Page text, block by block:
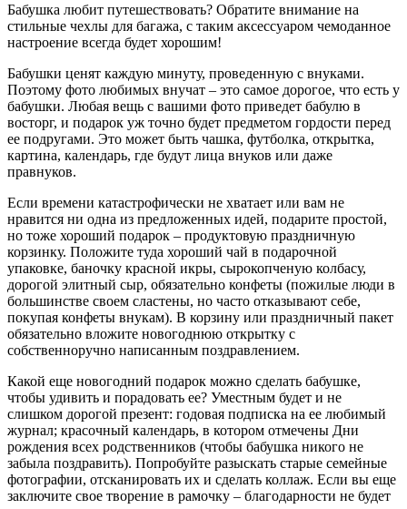
Бабушка любит путешествовать? Обратите внимание на
стильные чехлы для багажа, с таким аксессуаром чемоданное
настроение всегда будет хорошим!
Бабушки ценят каждую минуту, проведенную с внуками.
Поэтому фото любимых внучат – это самое дорогое, что есть у
бабушки. Любая вещь с вашими фото приведет бабулю в
восторг, и подарок уж точно будет предметом гордости перед
ее подругами. Это может быть чашка, футболка, открытка,
картина, календарь, где будут лица внуков или даже
правнуков.
Если времени катастрофически не хватает или вам не
нравится ни одна из предложенных идей, подарите простой,
но тоже хороший подарок – продуктовую праздничную
корзинку. Положите туда хороший чай в подарочной
упаковке, баночку красной икры, сырокопченую колбасу,
дорогой элитный сыр, обязательно конфеты (пожилые люди в
большинстве своем сластены, но часто отказывают себе,
покупая конфеты внукам). В корзину или праздничный пакет
обязательно вложите новогоднюю открытку с
собственноручно написанным поздравлением.
Какой еще новогодний подарок можно сделать бабушке,
чтобы удивить и порадовать ее? Уместным будет и не
слишком дорогой презент: годовая подписка на ее любимый
журнал; красочный календарь, в котором отмечены Дни
рождения всех родственников (чтобы бабушка никого не
забыла поздравить). Попробуйте разыскать старые семейные
фотографии, отсканировать их и сделать коллаж. Если вы еще
заключите свое творение в рамочку – благодарности не будет